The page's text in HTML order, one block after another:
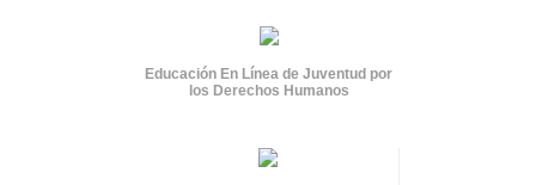
Educación En Línea de Juventud por
los Derechos Humanos